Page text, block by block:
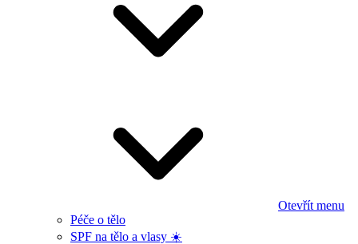
Otevřít menu
Péče o tělo
SPF na tělo a vlasy ☀️